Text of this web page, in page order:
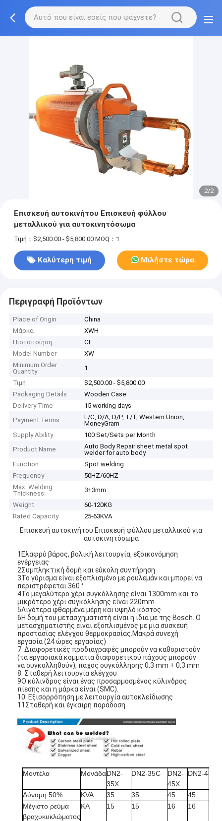
2/2
Επισκευή αυτοκινήτου Επισκευή φύλλου
μεταλλικού για αυτοκινητόσωμα
Τιμή：$2,500.00 - $5,800.00 MOQ：1
Καλύτερη τιμή Μιλήστε τώρα.
Περιγραφή Προϊόντων
Place of Origin
China
Μάρκα
XWH
Πιστοποίηση
CE
Model Number
XW
Minimum Order
Quantity
1
Τιμή
$2,500.00 - $5,800.00
Packaging Details
Wooden Case
Delivery Time
15 working days
Payment Terms
L/C, D/A, D/P, T/T, Western Union,
MoneyGram
Supply Ability
100 Set/Sets per Month
Product Name
Auto Body Repair sheet metal spot
welder for auto body
Function
Spot welding
Frequency
50HZ/60HZ
Max. Welding
Thickness:
3+3mm
Weight
60-120KG
Rated Capacity
25-63KVA
Επισκευή αυτοκινήτου Επισκευή φύλλου μεταλλικού για
αυτοκινητόσωμα
1Ελαφρύ βάρος, βολική λειτουργία, εξοικονόμηση
ενέργειας
2Συμπληκτική δομή και εύκολη συντήρηση
3Το γύρισμα είναι εξοπλισμένο με ρουλεμάν και μπορεί να
περιστρέφεται 360 °
4Το μεγαλύτερο χέρι συγκόλλησης είναι 1300mm και το
μικρότερο χέρι συγκόλλησης είναι 220mm.
5Λιγότερα φθαρμένα μέρη και υψηλό κόστος
6Η δομή του μετασχηματιστή είναι η ίδια με της Bosch. Ο
μετασχηματιστής είναι εξοπλισμένος με μια συσκευή
προστασίας ελέγχου θερμοκρασίας.Μακρά συνεχή
εργασία (24 ώρες εργασίας)
7. Διαφορετικές προδιαγραφές μπορούν να καθοριστούν
(τα εργασιακά κομμάτια διαφορετικού πάχους μπορούν
να συγκολληθούν), πάχος συγκόλλησης 0,3 mm + 0,3 mm
8. Σταθερή λειτουργία ελέγχου
9Ο κύλινδρος είναι ένας προσαρμοσμένος κύλινδρος
πίεσης και η μάρκα είναι (SMC).
10. Εξισορρόπηση με λειτουργία αυτοκλείδωσης
11Σταθερή και έγκαιρη παράδοση.
Μοντέλα ΜονάδαDN2-
35X
DN2-35C
DN2-
45X
DN2-45C
Δύναμη 50% KVA 35 35 45
45
Μέγιστο ρεύμα
βραχυκυκλώματος
ΚΑ 15 15 16 16